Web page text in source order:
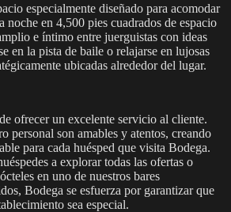
especialmente diseñado para acomodar
noche en 4,500 pies cuadrados de espacio
e íntimo entre juerguistas con ideas
en la pista de baile o relajarse en lujosas
ubicadas alrededor del lugar.
ofrecer un excelente servicio al cliente.
personal son amables y atentos, creando
para cada huésped que visita Bodega.
a explorar todas las ofertas o
en uno de nuestros bares
Bodega se esfuerza por garantizar que
sea especial.